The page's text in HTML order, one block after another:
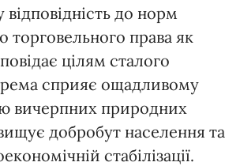
до норм
торговельного права як
цілям сталого
сприяє ощадливому
вичерпних природних
добробут населення та
стабілізації.